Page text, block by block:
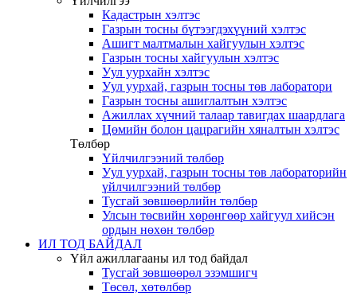
Кадастрын хэлтэс
Газрын тосны бүтээгдэхүүний хэлтэс
Ашигт малтмалын хайгуулын хэлтэс
Газрын тосны хайгуулын хэлтэс
Уул уурхайн хэлтэс
Уул уурхай, газрын тосны төв лаборатори
Газрын тосны ашиглалтын хэлтэс
Ажиллах хүчний талаар тавигдах шаардлага
Цөмийн болон цацрагийн хяналтын хэлтэс
Төлбөр
Үйлчилгээний төлбөр
Уул уурхай, газрын тосны төв лабораторийн
үйлчилгээний төлбөр
Тусгай зөвшөөрлийн төлбөр
Улсын төсвийн хөрөнгөөр хайгуул хийсэн
ордын нөхөн төлбөр
ИЛ ТОД БАЙДАЛ
Үйл ажиллагааны ил тод байдал
Тусгай зөвшөөрөл эзэмшигч
Төсөл, хөтөлбөр